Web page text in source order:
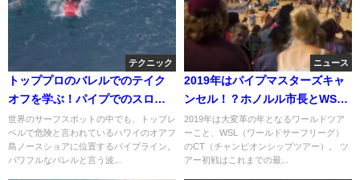
テクニック
トッププロのバレルでのテイク
オフを学ぶ！パイプでのスロー
モーション動画
世界のサーフスポットの中でも、トップレ
ベルで危険と言われているハワイのオアフ
島ノースショアに位置するパイプライン。
パワフルなバレルと言う波...
ニュース
2019年はパイプマスターズキャ
ンセル！？ホノルル市長とWSL
の交渉結果
2019年は大変革の年となるワールドツア
ーこと、WSL（ワールドサーフリーグ）
のCT（チャンピオンシップツアー）。 ツ
アー初戦はこれまでの最...